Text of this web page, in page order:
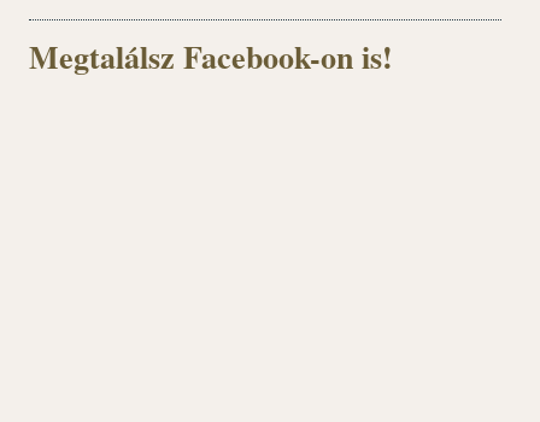
Megtalálsz Facebook-on is!